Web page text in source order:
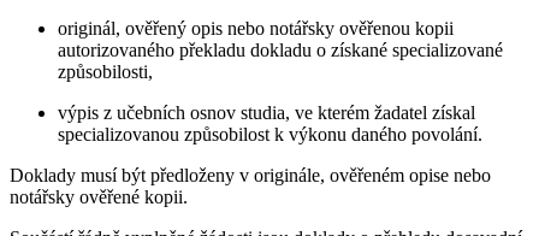
originál, ověřený opis nebo notářsky ověřenou kopii
autorizovaného překladu dokladu o získané specializované
způsobilosti,
výpis z učebních osnov studia, ve kterém žadatel získal
specializovanou způsobilost k výkonu daného povolání.
Doklady musí být předloženy v originále, ověřeném opise nebo
notářsky ověřené kopii.